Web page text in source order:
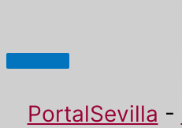
Menú
PortalSevilla -